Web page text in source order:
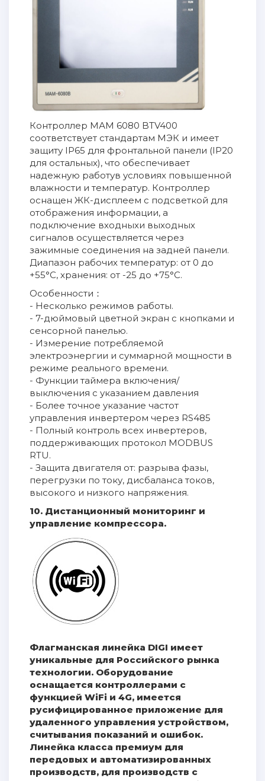
Контроллер МАМ 6080 BTV400
соответствует стандартам МЭК и имеет
защиту IP65 для фронтальной панели (IP20
для остальных), что обеспечивает
надежную работув условиях повышенной
влажности и температур. Контроллер
оснащен ЖК-дисплеем с подсветкой для
отображения информации, а
подключение входныхи выходных
сигналов осуществляется через
зажимные соединения на задней панели.
Диапазон рабочих температур: от 0 до
+55°C, хранения: от -25 до +75°C.
Особенности：
- Несколько режимов работы.
- 7-дюймовый цветной экран с кнопками и
сенсорной панелью.
- Измерение потребляемой
электроэнергии и суммарной мощности в
режиме реального времени.
- Функции таймера включения/
выключения с указанием давления
- Более точное указание частот
управления инвертером через RS485
- Полный контроль всех инвертеров,
поддерживающих протокол MODBUS
RTU.
- Защита двигателя от: разрыва фазы,
перегрузки по току, дисбаланса токов,
высокого и низкого напряжения.
10. Дистанционный мониторинг и
управление компрессора.
Флагманская линейка DIGI имеет
уникальные для Российского рынка
технологии. Оборудование
оснащается контроллерами с
функцией WiFi и 4G, имеется
русифицированное приложение для
удаленного управления устройством,
считывания показаний и ошибок.
Линейка класса премиум для
передовых и автоматизированных
производств, для производств с